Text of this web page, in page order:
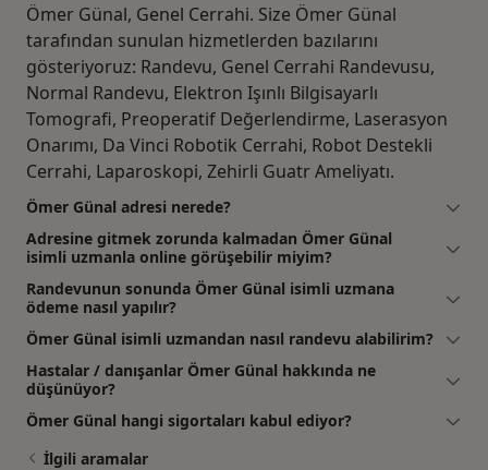
Ömer Günal, Genel Cerrahi. Size Ömer Günal
tarafından sunulan hizmetlerden bazılarını
gösteriyoruz: Randevu, Genel Cerrahi Randevusu,
Normal Randevu, Elektron Işınlı Bilgisayarlı
Tomografi, Preoperatif Değerlendirme, Laserasyon
Onarımı, Da Vinci Robotik Cerrahi, Robot Destekli
Cerrahi, Laparoskopi, Zehirli Guatr Ameliyatı.
Ömer Günal adresi nerede?
Adresine gitmek zorunda kalmadan Ömer Günal
isimli uzmanla online görüşebilir miyim?
Randevunun sonunda Ömer Günal isimli uzmana
ödeme nasıl yapılır?
Ömer Günal isimli uzmandan nasıl randevu alabilirim?
Hastalar / danışanlar Ömer Günal hakkında ne
düşünüyor?
Ömer Günal hangi sigortaları kabul ediyor?
İlgili aramalar